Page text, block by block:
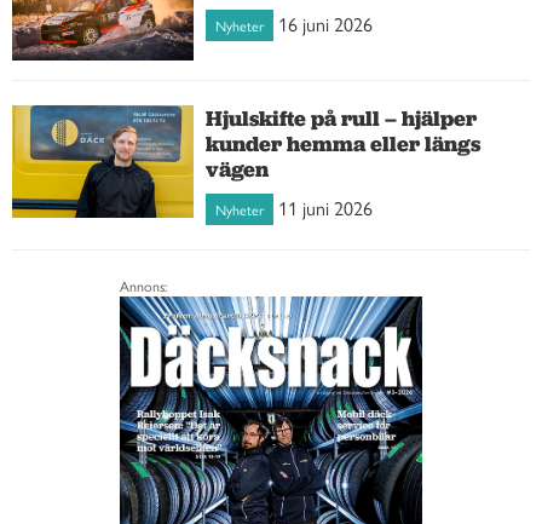
Nyheter 16 juni 2026
Hjulskifte på rull – hjälper
kunder hemma eller längs
vägen
Nyheter 11 juni 2026
Annons: